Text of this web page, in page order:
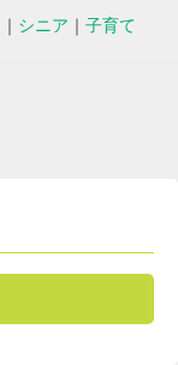
｜ シニア ｜ 子育て